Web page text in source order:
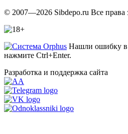
© 2007—2026 Sibdepo.ru Все
Нашли ошибку в
нажмите Ctrl+Enter.
Разработка и поддержка сайта